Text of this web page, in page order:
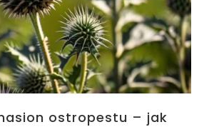
ostropestu – jak